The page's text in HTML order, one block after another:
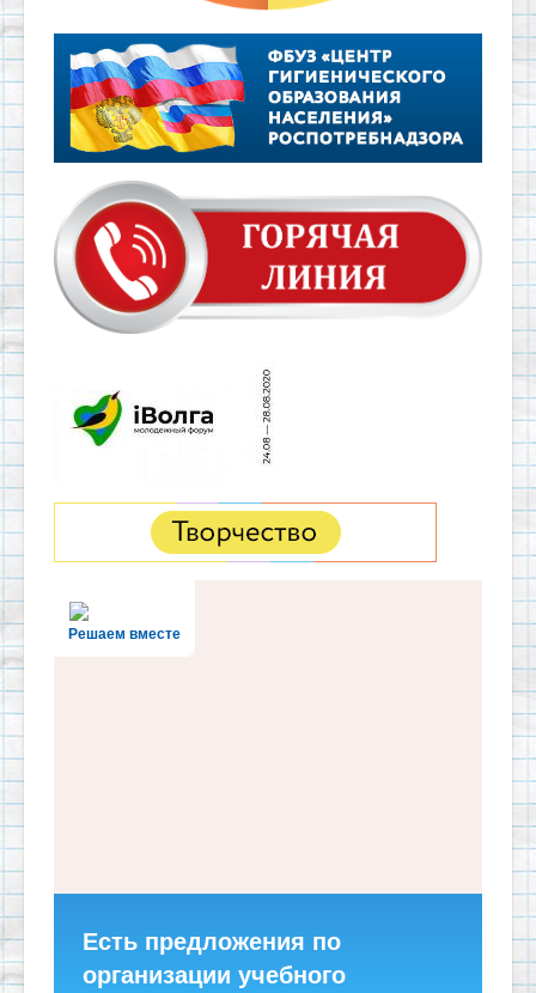
Решаем вместе
Есть предложения по
организации учебного